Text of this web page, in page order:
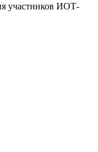
участников ИОТ-